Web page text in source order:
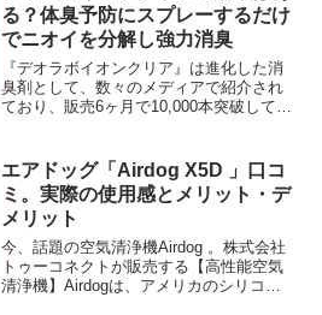
は、髪の毛の奥深くまread more
る？体臭予防にスプレーするだけ
でニオイを分解し強力消臭
『デオラボイオンクリア』は進化した消
臭剤として、数々のメディアで紹介され
ており、販売6ヶ月で10,000本突破してい
は服にスプレーする消臭剤‼︎汗を抑えるの
ではなく、かread more
エアドッグ「Airdog X5D 」口コ
ミ。実際の使用感とメリット・デ
メリット
今、話題の空気清浄機Airdog 。株式会社
トゥーコネクトが販売する【高性能空気
清浄機】Airdogは、アメリカのシリコン